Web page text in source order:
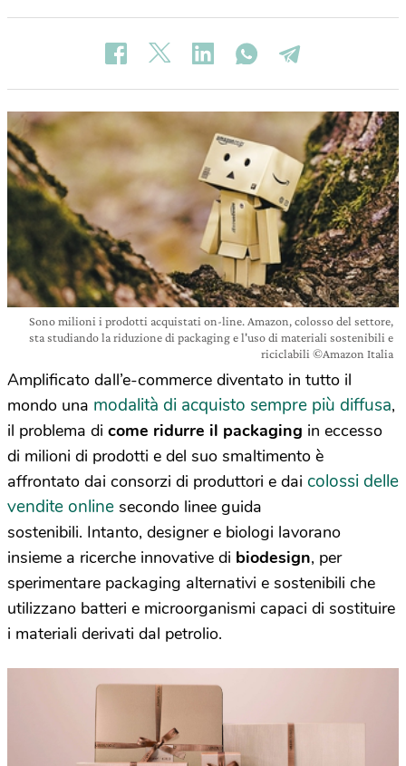
Sono milioni i prodotti acquistati on-line. Amazon, colosso del settore,
sta studiando la riduzione di packaging e l'uso di materiali sostenibili e
riciclabili ©Amazon Italia
Amplificato dall’e-commerce diventato in tutto il
mondo una modalità di acquisto sempre più diffusa,
il problema di come ridurre il packaging in eccesso
di milioni di prodotti e del suo smaltimento è
affrontato dai consorzi di produttori e dai colossi delle
vendite online secondo linee guida
sostenibili. Intanto, designer e biologi lavorano
insieme a ricerche innovative di biodesign, per
sperimentare packaging alternativi e sostenibili che
utilizzano batteri e microorganismi capaci di sostituire
i materiali derivati dal petrolio.